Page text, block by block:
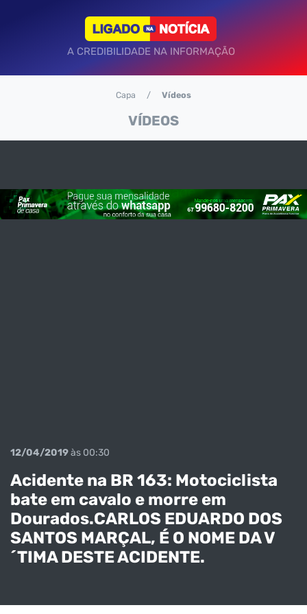
A CREDIBILIDADE NA INFORMAÇÃO
VÍDEOS
Capa Vídeos
12/04/2019às 00:30
Acidente na BR 163: Motociclista
bate em cavalo e morre em
Dourados.CARLOS EDUARDO DOS
SANTOS MARÇAL, É O NOME DA V
´TIMA DESTE ACIDENTE.